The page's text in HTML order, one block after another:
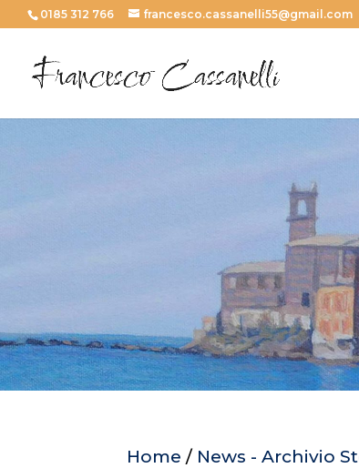
0185 312 766 francesco.cassanelli55@gmail.com
Home / News - Archivio